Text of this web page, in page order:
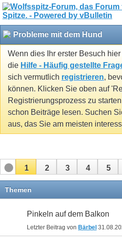
Probleme mit dem Hund
Wenn dies Ihr erster Besuch
die Hilfe - Häufig gestellte
sich vermutlich registrieren,
können. Klicken Sie oben auf
Registrierungsprozess zu
schon Beiträge lesen. Suchen
aus, das Sie am meisten
1 2 3 4 5
Themen
Pinkeln auf dem Balkon
Letzter Beitrag von Bärbel